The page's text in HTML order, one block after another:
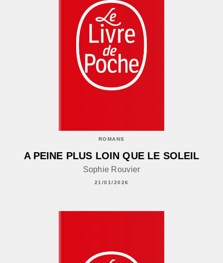
ROMANS
A PEINE PLUS LOIN QUE LE SOLEIL
Sophie Rouvier
21/01/2026